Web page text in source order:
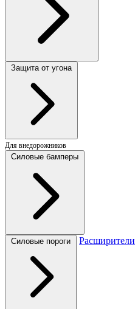
Защита от угона
Для внедорожников
Силовые бамперы
Силовые пороги Расширители